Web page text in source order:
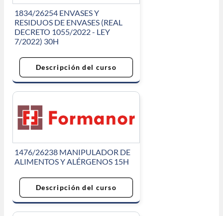
1834/26254 ENVASES Y
RESIDUOS DE ENVASES (REAL
DECRETO 1055/2022 - LEY
7/2022) 30H
Descripción del curso
1476/26238 MANIPULADOR DE
ALIMENTOS Y ALÉRGENOS 15H
Descripción del curso